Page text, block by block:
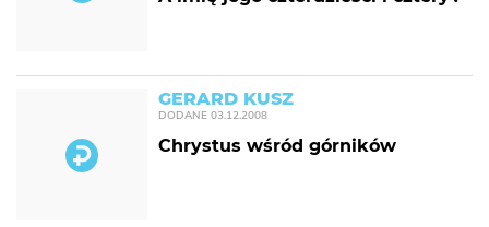
GERARD KUSZ
DODANE 03.12.2008
Chrystus wśród górników